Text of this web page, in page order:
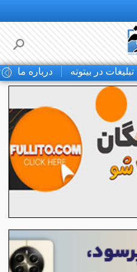
تبلیغات در بیتوته درباره ما